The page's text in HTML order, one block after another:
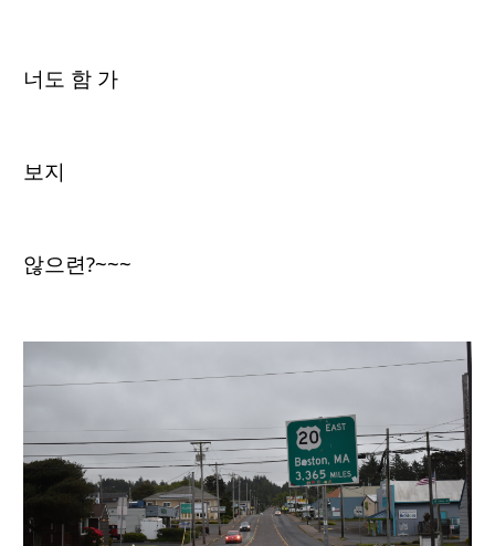
너도 함 가
보지
않으련?~~~